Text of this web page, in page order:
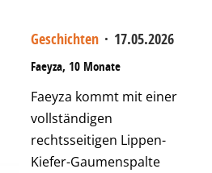
Geschichten · 17.05.2026
Faeyza, 10 Monate
Faeyza kommt mit einer
vollständigen
rechtsseitigen Lippen-
Kiefer-Gaumenspalte